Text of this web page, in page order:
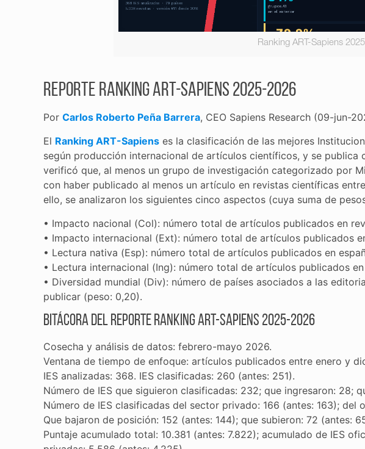
Ranking ART-Sapiens
Reporte Ranking ART-Sapiens 2025-2026
Por Carlos Roberto Peña Barrera, CEO Sapiens Research (09-jun-
El Ranking ART-Sapienses la clasificación de las mejores
según producción internacional de artículos científicos, y se publica
verificó que, al menos un grupo de investigación categorizado por
con haber publicado al menos un artículo en revistas científicas
ello, se analizaron los siguientes cinco aspectos (cuya suma de
• Impacto nacional (Col): número total de artículos publicados en
• Impacto internacional (Ext): número total de artículos publicados
• Lectura nativa (Esp): número total de artículos publicados en
• Lectura internacional (Ing): número total de artículos publicados
• Diversidad mundial (Div): número de países asociados a las
publicar (peso: 0,20).
Bitácora del Reporte Ranking ART-Sapiens 2025-2026
Cosecha y análisis de datos: febrero-mayo 2026.
Ventana de tiempo de enfoque: artículos publicados entre enero y
IES analizadas: 368. IES clasificadas: 260 (antes: 251).
Número de IES que siguieron clasificadas: 232; que ingresaron: 28;
Número de IES clasificadas del sector privado: 166 (antes: 163); del
Que bajaron de posición: 152 (antes: 144); que subieron: 72 (antes:
Puntaje acumulado total: 10.381 (antes: 7.822); acumulado de IES